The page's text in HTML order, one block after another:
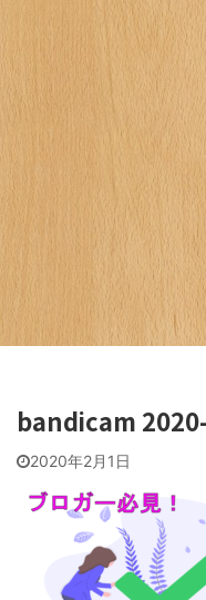
bandicam
2020年2月1日